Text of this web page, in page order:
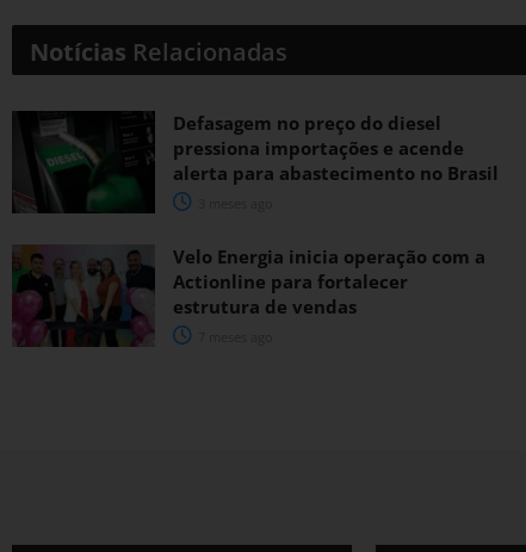
Notícias Relacionadas
Defasagem no preço do diesel
pressiona importações e acende
alerta para abastecimento no Brasil
Velo Energia inicia operação com a
Actionline para fortalecer
estrutura de vendas